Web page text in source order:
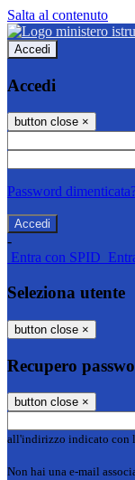
Salta al contenuto
Accedi
Accedi
button close ×
Password
-
Entra con SPID
Seleziona utente
button close ×
Recupero
button close ×
all'indirizzo indicato con
Non hai una e-mail